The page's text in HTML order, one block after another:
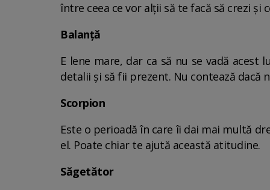
între ceea ce vor alții să te facă să crezi și
Balanță
E lene mare, dar ca să nu se vadă
detalii și să fii prezent. Nu contează dacă
Scorpion
Este o perioadă în care îi dai mai multă
el. Poate chiar te ajută această atitudine.
Săgetător